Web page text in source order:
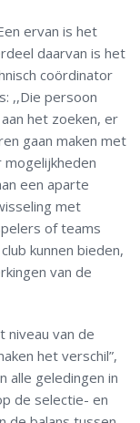
ervan is het
daarvan is het
coördinator
,,Die persoon
het zoeken, er
gaan maken met
een aparte
met
of teams
kunnen bieden,
van de
niveau van de
het verschil”,
alle geledingen in
de selectie- en